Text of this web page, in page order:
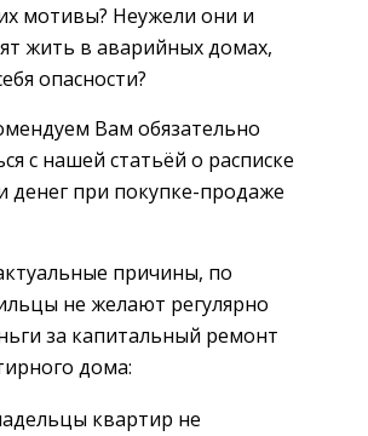
мотивы? Неужели они и
жить в аварийных домах,
опасности?
Вам обязательно
с нашей статьёй о расписке
денег при покупке-продаже
причины, по
не желают регулярно
за капитальный ремонт
дома:
квартир не